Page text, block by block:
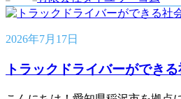
2026年7月17日
トラックドライバーができ